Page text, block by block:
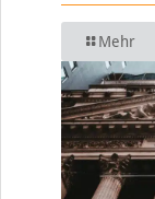
Mehr